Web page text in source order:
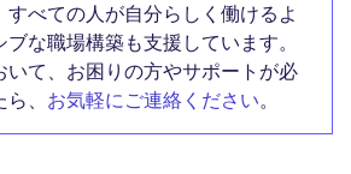
べての人が自分らしく働けるよ
な職場構築も支援しています。
いて、お困りの方やサポートが必
、 お気軽にご連絡ください。